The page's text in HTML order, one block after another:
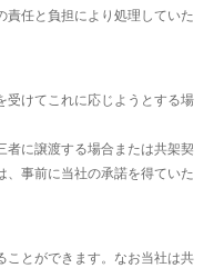
責任と負担により処理していた
受けてこれに応じようとする場
者に譲渡する場合または共架契
、事前に当社の承諾を得ていた
ことができます。なお当社は共